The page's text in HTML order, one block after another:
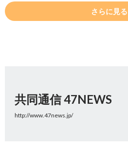
さらに見る
共同通信 47NEWS
http://www.47news.jp/